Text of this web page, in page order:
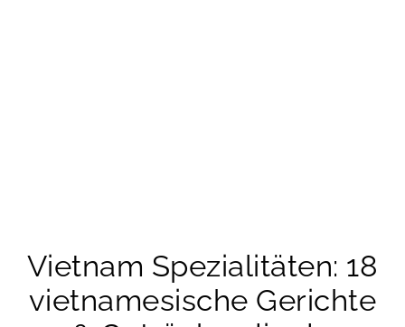
Vietnam Spezialitäten: 18
vietnamesische Gerichte